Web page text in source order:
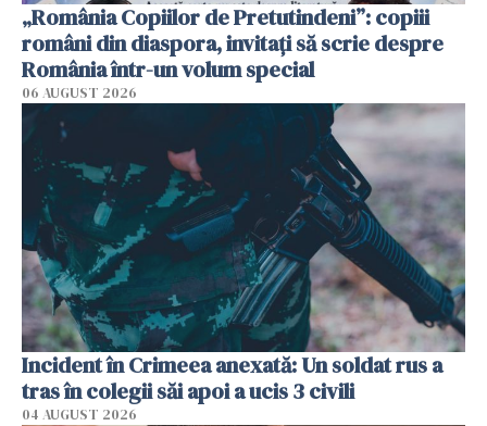
„România Copiilor de Pretutindeni”: copiii
români din diaspora, invitați să scrie despre
România într-un volum special
06 AUGUST 2026
Incident în Crimeea anexată: Un soldat rus a
tras în colegii săi apoi a ucis 3 civili
04 AUGUST 2026